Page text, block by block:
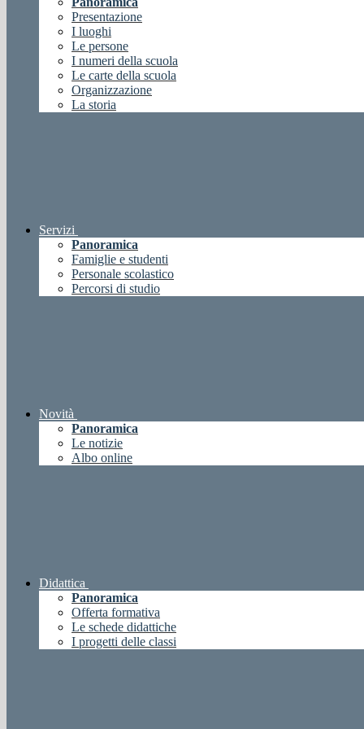
Presentazione
I luoghi
Le persone
I numeri della scuola
Le carte della scuola
Organizzazione
La storia
Servizi
Panoramica
Famiglie e studenti
Personale scolastico
Percorsi di studio
Novità
Panoramica
Le notizie
Albo online
Didattica
Panoramica
Offerta formativa
Le schede didattiche
I progetti delle classi